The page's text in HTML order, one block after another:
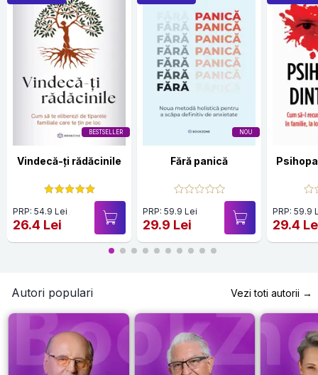
BESTSELLER
Vindecă-ți rădăcinile
PRP: 54.9 Lei
26.4 Lei
NOU
Fără panică
PRP: 59.9 Lei
29.9 Lei
PRP: 59.9
29.4
Autori populari Vezi toti autorii →